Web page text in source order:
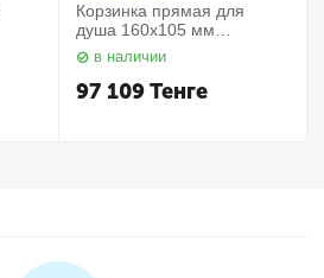
Корзинка прямая для
душа 160х105 мм
Elegance 11658010000
Keuco
в наличии
97 109Тенге